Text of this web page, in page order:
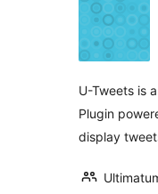
U-Tweets is
Plugin
display